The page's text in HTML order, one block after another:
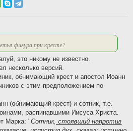
фигура при кресте?
это никому не известно.
несколько версий.
обнимающий крест и апостол Иоанн
с этим предположением по
(обнимающий крест) и сотник, т.е.
распинавшими Иисуса Христа.
Марка: "Сотник, стоявший напротив